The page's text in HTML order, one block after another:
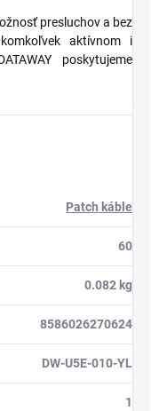
presluchov a bez
aktívnom i
poskytujeme
Patch káble
60
0.082 kg
8586026270624
DW-U5E-010-YL
1